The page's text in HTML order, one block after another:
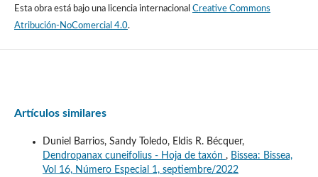
Esta obra está bajo una licencia internacional Creative Commons
Atribución-NoComercial 4.0.
Artículos similares
Duniel Barrios, Sandy Toledo, Eldis R. Bécquer,
Dendropanax cuneifolius - Hoja de taxón , Bissea: Bissea,
Vol 16, Número Especial 1, septiembre/2022